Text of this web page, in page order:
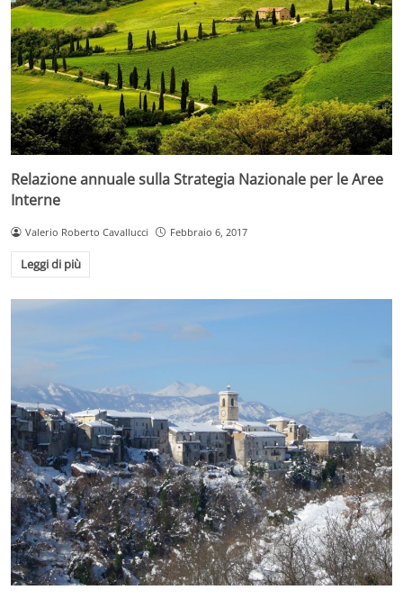
Relazione annuale sulla Strategia Nazionale per le Aree
Interne
Valerio Roberto Cavallucci Febbraio 6, 2017
Leggi di più